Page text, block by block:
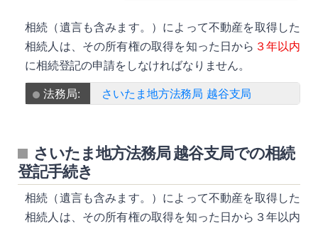
相続（遺言も含みます。）によって不動産を取得した
相続人は、その所有権の取得を知った日から ３年以内
に相続登記の申請をしなければなりません。
法務局:
さいたま地方法務局 越谷支局
さいたま地方法務局 越谷支局での相続
登記手続き
相続（遺言も含みます。）によって不動産を取得した
相続人は、その所有権の取得を知った日から３年以内